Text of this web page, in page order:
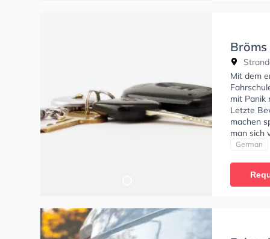
Bröms
Mit dem
mit Panik
Letzte
machen
man sich
jedem
German